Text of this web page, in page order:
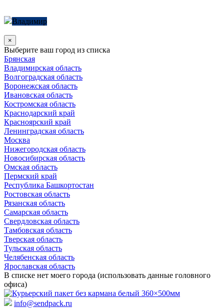
Владимир
×
Выберите ваш город из списка
Брянская
Владимирская область
Волгоградская область
Воронежская область
Ивановская область
Костромская область
Краснодарский край
Красноярский край
Ленинградская область
Москва
Нижегородская область
Новосибирская область
Омская область
Пермский край
Республика Башкортостан
Ростовская область
Рязанская область
Самарская область
Свердловская область
Тамбовская область
Тверская область
Тульская область
Челябенская область
Ярославская область
В списке нет моего города (использовать данные головного
офиса)
info@sendpack.ru